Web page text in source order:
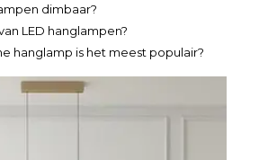
dimbaar?
LED hanglampen?
hanglamp is het meest populair?